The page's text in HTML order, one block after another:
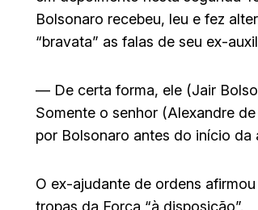
Bolsonaro recebeu, leu e fez
“bravata” as falas de seu ex-
— De certa forma, ele (Jair
Somente o senhor (Alexandre
por Bolsonaro antes do início da
O ex-ajudante de ordens
tropas da Força “à disposição”.